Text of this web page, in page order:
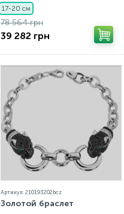
17-20 см
78 564 грн
39 282 грн
Артикул: 210193202bcz
Золотой браслет